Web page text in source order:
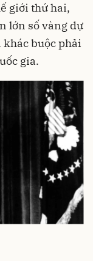
giới thứ hai,
lớn số vàng dự
buộc phải
gia.